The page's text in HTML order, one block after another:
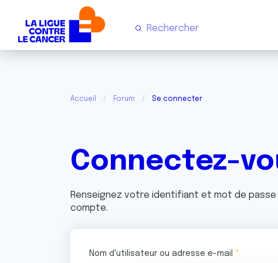
Accueil Forum Se connecter
Connectez-
Renseignez votre identifiant et mot de
compte.
Nom d'utilisateur ou adresse e-mail